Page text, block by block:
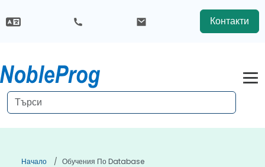
Контакти
Начало Обучения По Database